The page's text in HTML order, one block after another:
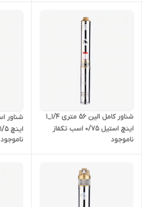
شناور کامل الین 56 متری 1/4_1
اینچ استیل 0/75 اسب تکفاز
مدل 4SDM-4/8
ناموجود
4SKM150
ناموجود